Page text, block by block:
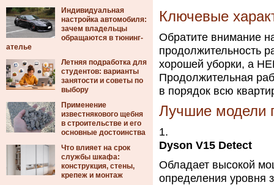
Индивидуальная
настройка автомобиля:
зачем владельцы
обращаются в тюнинг-
ателье
Летняя подработка для
студентов: варианты
занятости и советы по
выбору
Применение
известнякового щебня
в строительстве и его
основные достоинства
Что влияет на срок
службы шкафа:
конструкция, стены,
крепеж и монтаж
Ключевые
Обратите внимание
продолжительность
хорошей уборки, а
Продолжительная
в порядок всю
Лучшие модели
Dyson V15 Detect
Обладает высокой
определения уровня